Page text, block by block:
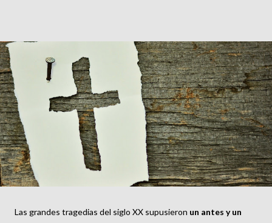
Las grandes tragedias del siglo XX supusieron un antes y un